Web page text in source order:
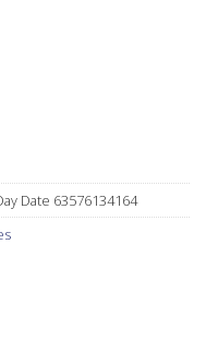
Date 63576134164